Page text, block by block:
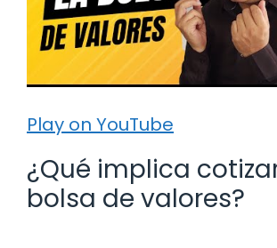
Play on YouTube
¿Qué implica
bolsa de valores?